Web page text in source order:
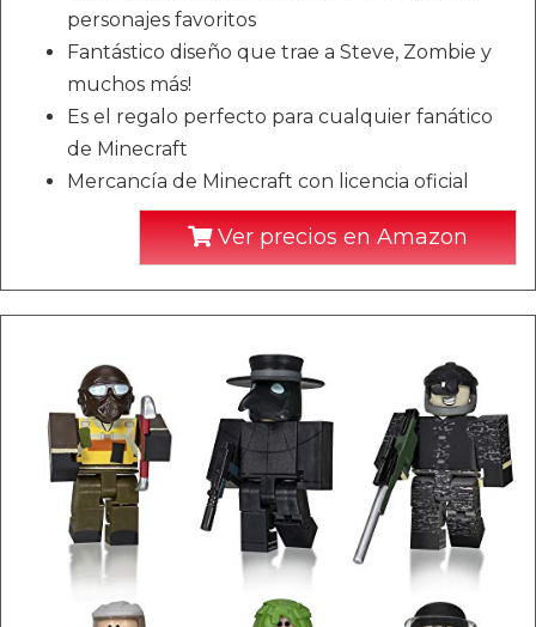
personajes favoritos
Fantástico diseño que trae a Steve, Zombie y
muchos más!
Es el regalo perfecto para cualquier fanático
de Minecraft
Mercancía de Minecraft con licencia oficial
Ver precios en Amazon